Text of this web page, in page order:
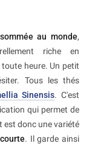
au monde,
riche en
heure. Un petit
Tous les thés
Sinensis. C'est
qui permet de
est donc une variété
. Il garde ainsi